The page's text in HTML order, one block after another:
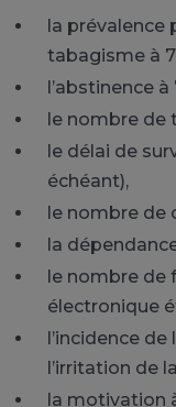
la
tabagisme à 7
l’abstinence
le nombre de
le délai de
échéant),
le nombre de
la
le nombre de
électronique
l’incidence
l’irritation de
la motivation